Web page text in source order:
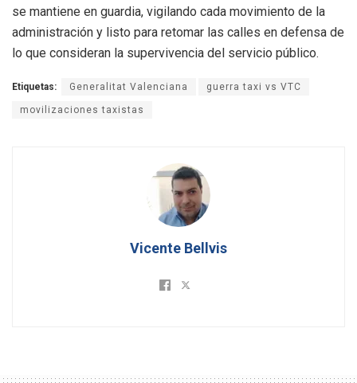
se mantiene en guardia, vigilando cada movimiento de la
administración y listo para retomar las calles en defensa de
lo que consideran la supervivencia del servicio público.
Etiquetas: Generalitat Valenciana guerra taxi vs VTC
movilizaciones taxistas
Vicente Bellvis